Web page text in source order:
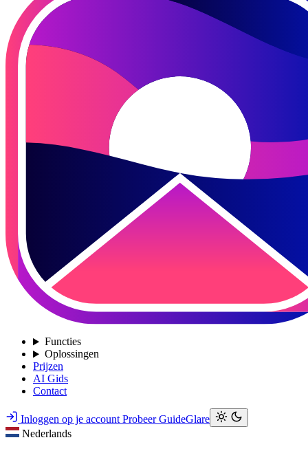
Functies
Oplossingen
Prijzen
AI Gids
Contact
Inloggen op je account Probeer GuideGlare
Nederlands